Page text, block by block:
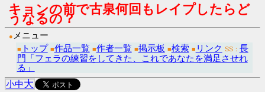
キョンの前で古泉何回もレイプしたらど
うなるの？
● メニュー
■ トップ ■作品一覧 ■作者一覧 ■掲示板 ■検索 ■ リンク SS： 長
門「フェラの練習をしてきた、これであなたを満足させれ
る」
小中大